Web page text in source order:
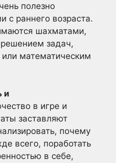
полезно
с раннего возраста.
шахматами,
задач,
математическим
и
в игре и
заставляют
почему
всего, поработать
в себе,